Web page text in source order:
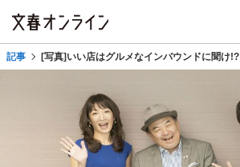
記事 [写真]いい店はグルメなインバウンドに聞け!?